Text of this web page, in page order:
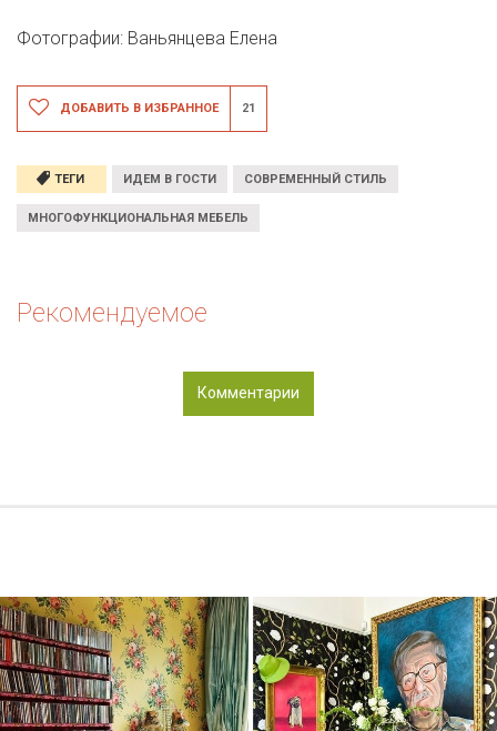
Фотографии: Ваньянцева Елена
ДОБАВИТЬ В ИЗБРАННОЕ 21
ТЕГИ ИДЕМ В ГОСТИ СОВРЕМЕННЫЙ СТИЛЬ
МНОГОФУНКЦИОНАЛЬНАЯ МЕБЕЛЬ
Рекомендуемое
Комментарии